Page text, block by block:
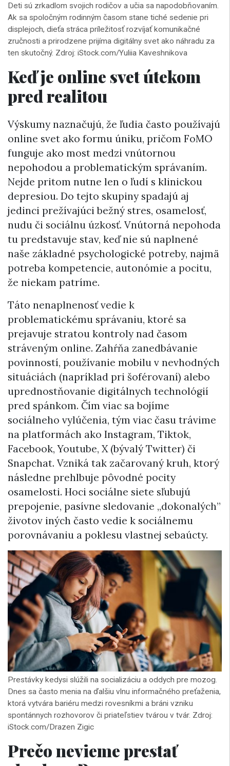
Deti sú zrkadlom svojich rodičov a učia sa napodobňovaním.
Ak sa spoločným rodinným časom stane tiché sedenie pri
displejoch, dieťa stráca príležitosť rozvíjať komunikačné
zručnosti a prirodzene prijíma digitálny svet ako náhradu za
ten skutočný. Zdroj: iStock.com/Yuliia Kaveshnikova
Keď je online svet útekom
pred realitou
Výskumy naznačujú, že ľudia často používajú
online svet ako formu úniku, pričom FoMO
funguje ako most medzi vnútornou
nepohodou a problematickým správaním.
Nejde pritom nutne len o ľudí s klinickou
depresiou. Do tejto skupiny spadajú aj
jedinci prežívajúci bežný stres, osamelosť,
nudu či sociálnu úzkosť. Vnútorná nepohoda
tu predstavuje stav, keď nie sú naplnené
naše základné psychologické potreby, najmä
potreba kompetencie, autonómie a pocitu,
že niekam patríme.
Táto nenaplnenosť vedie k
problematickému správaniu, ktoré sa
prejavuje stratou kontroly nad časom
stráveným online. Zahŕňa zanedbávanie
povinností, používanie mobilu v nevhodných
situáciách (napríklad pri šoférovaní) alebo
uprednostňovanie digitálnych technológií
pred spánkom. Čím viac sa bojíme
sociálneho vylúčenia, tým viac času trávime
na platformách ako Instagram, Tiktok,
Facebook, Youtube, X (bývalý Twitter) či
Snapchat. Vzniká tak začarovaný kruh, ktorý
následne prehlbuje pôvodné pocity
osamelosti. Hoci sociálne siete sľubujú
prepojenie, pasívne sledovanie „dokonalých”
životov iných často vedie k sociálnemu
porovnávaniu a poklesu vlastnej sebaúcty.
Prestávky kedysi slúžili na socializáciu a oddych pre mozog.
Dnes sa často menia na ďalšiu vlnu informačného preťaženia,
ktorá vytvára bariéru medzi rovesníkmi a bráni vzniku
spontánnych rozhovorov či priateľstiev tvárou v tvár. Zdroj:
iStock.com/Drazen Zigic
Prečo nevieme prestať